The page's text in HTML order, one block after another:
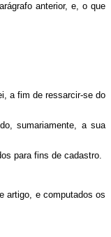
anterior, e, o que
a fim de ressarcir-se do
sumariamente, a sua
para fins de cadastro.
artigo, e computados os